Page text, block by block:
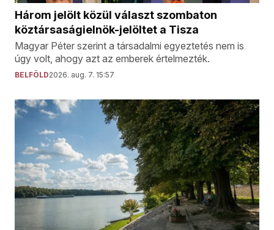
Három jelölt közül választ szombaton
köztársaságielnök-jelöltet a Tisza
Magyar Péter szerint a társadalmi egyeztetés nem is
úgy volt, ahogy azt az emberek értelmezték.
BELFÖLD2026. aug. 7. 15:57